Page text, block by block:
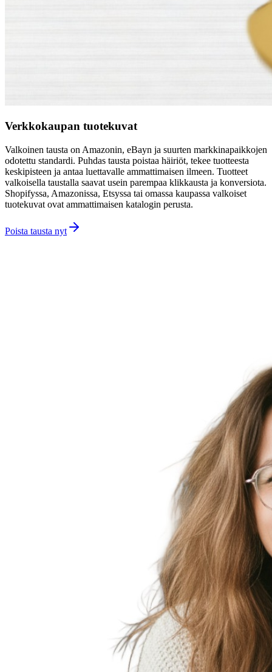
Verkkokaupan tuotekuvat
Valkoinen tausta on Amazonin, eBayn ja suurten markkinapaikkojen
odotettu standardi. Puhdas tausta poistaa häiriöt, tekee tuotteesta
keskipisteen ja antaa luettavalle ammattimaisen ilmeen. Tuotteet
valkoisella taustalla saavat usein parempaa klikkausta ja konversiota.
Shopifyssa, Amazonissa, Etsyssa tai omassa kaupassa valkoiset
tuotekuvat ovat ammattimaisen katalogin perusta.
Poista tausta nyt